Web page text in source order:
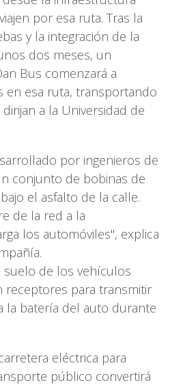
por esa ruta. Tras la
y la integración de la
dos meses, un
Bus comenzará a
en esa ruta, transportando
a la Universidad de
por ingenieros de
conjunto de bobinas de
el asfalto de la calle.
de la red a la
los automóviles", explica
de los vehículos
receptores para transmitir
la batería del auto durante
eléctrica para
público convertirá